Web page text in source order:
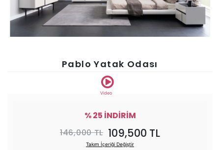
Tv
Pablo Yatak Odası
Video
% 25 İNDİRİM
146,000 TL 109,500 TL
Takım İçeriği Değiştir